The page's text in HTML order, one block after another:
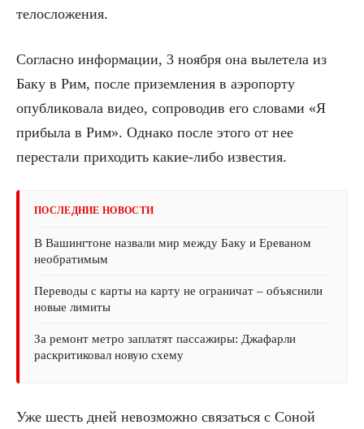
телосложения.
Согласно информации, 3 ноября она вылетела из
Баку в Рим, после приземления в аэропорту
опубликовала видео, сопроводив его словами «Я
прибыла в Рим». Однако после этого от нее
перестали приходить какие-либо известия.
ПОСЛЕДНИЕ НОВОСТИ
В Вашингтоне назвали мир между Баку и Ереваном
необратимым
Переводы с карты на карту не ограничат – объяснили
новые лимиты
За ремонт метро заплатят пассажиры: Джафарли
раскритиковал новую схему
Уже шесть дней невозможно связаться с Соной